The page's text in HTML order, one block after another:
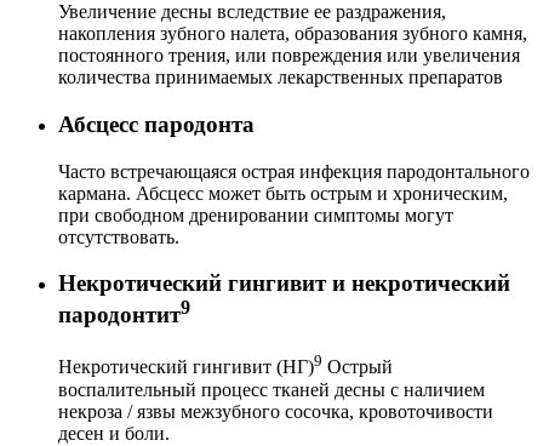
Увеличение десны вследствие ее раздражения,
накопления зубного налета, образования зубного камня,
постоянного трения, или повреждения или увеличения
количества принимаемых лекарственных препаратов
Абсцесс пародонта
Часто встречающаяся острая инфекция пародонтального
кармана. Абсцесс может быть острым и хроническим,
при свободном дренировании симптомы могут
отсутствовать.
Некротический гингивит и некротический
пародонтит9
Некротический гингивит (НГ)9 Острый
воспалительный процесс тканей десны с наличием
некроза / язвы межзубного сосочка, кровоточивости
десен и боли.